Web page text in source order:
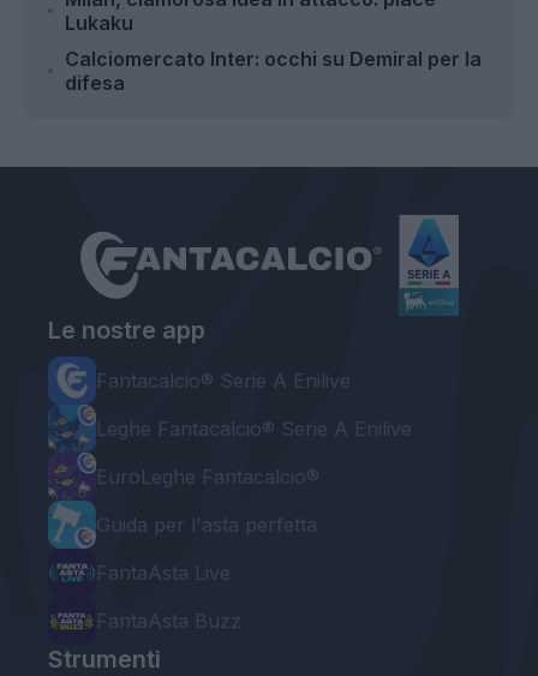
Lukaku
Calciomercato Inter: occhi su Demiral per la
difesa
Le nostre app
Fantacalcio® Serie A Enilive
Leghe Fantacalcio® Serie A Enilive
EuroLeghe Fantacalcio®
Guida per l'asta perfetta
FantaAsta Live
FantaAsta Buzz
Strumenti